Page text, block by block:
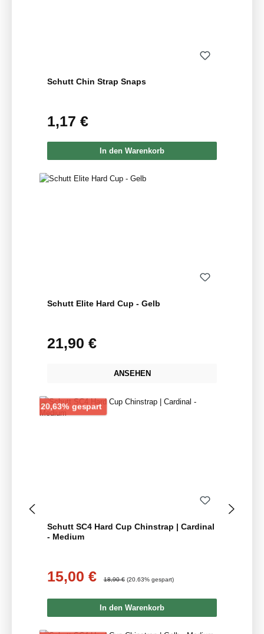
Schutt Chin Strap Snaps
Regulärer Preis:
1,17 €
In den Warenkorb
Schutt Elite Hard Cup - Gelb
Regulärer Preis:
21,90 €
ANSEHEN
20,63% gespartRabatt
Schutt SC4 Hard Cup Chinstrap | Cardinal
- Medium
Verkaufspreis:
15,00 € 18,90 € (20.63% gespart)
In den Warenkorb